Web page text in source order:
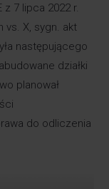
z 7 lipca 2022 r.
vs. X, sygn. akt
następującego
działki
planował
do odliczenia